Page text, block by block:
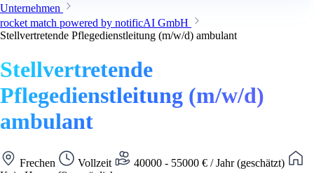
Unternehmen
rocket match powered by notificAI GmbH
Stellvertretende Pflegedienstleitung (m/w/d) ambulant
Stellvertretende
Pflegedienstleitung (m/w/d)
ambulant
Frechen Vollzeit
40000 - 55000 € / Jahr (geschätzt)